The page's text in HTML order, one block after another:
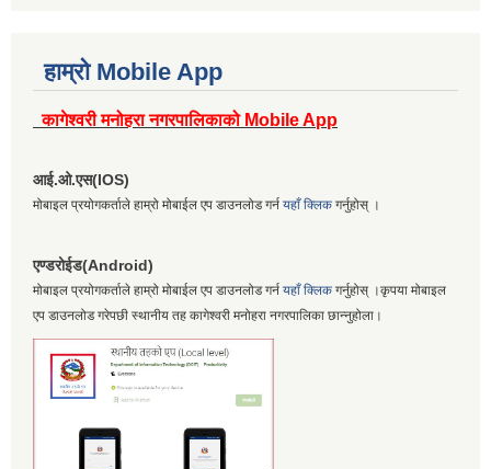
हाम्रो Mobile App
कागेश्वरी मनोहरा नगरपालिकाको Mobile App
आई.ओ.एस(IOS)
मोबाइल प्रयोगकर्ताले हाम्रो मोबाईल एप डाउनलोड गर्न यहाँ क्लिक गर्नुहोस् ।
एण्डरोईड(Android)
मोबाइल प्रयोगकर्ताले हाम्रो मोबाईल एप डाउनलोड गर्न यहाँ क्लिक गर्नुहोस् ।कृपया मोबाइल
एप डाउनलोड गरेपछी स्थानीय तह कागेश्वरी मनोहरा नगरपालिका छान्नुहोला।